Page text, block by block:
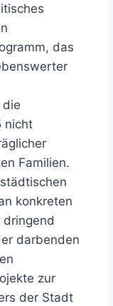
das
die
nicht
Familien.
konkreten
darbenden
zur
der Stadt